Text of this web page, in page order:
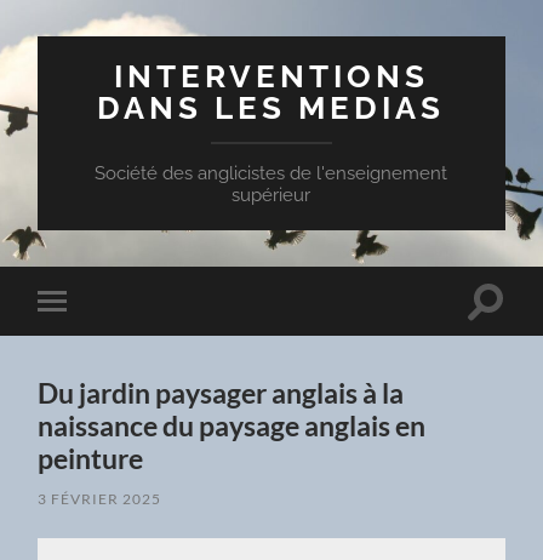
INTERVENTIONS
DANS LES MEDIAS
Société des anglicistes de l'enseignement
supérieur
Toggle
mobile
Toggle
Du jardin paysager anglais à la
naissance du paysage anglais en
peinture
3 FÉVRIER 2025